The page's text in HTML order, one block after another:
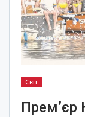
Світ
Прем’єр